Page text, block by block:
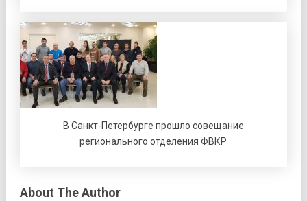
В Санкт-Петербурге прошло совещание
регионального отделения ФВКР
About The Author